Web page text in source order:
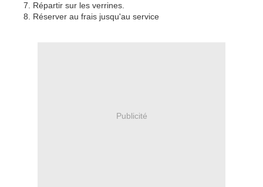
Répartir sur les verrines.
Réserver au frais jusqu'au service
Publicité